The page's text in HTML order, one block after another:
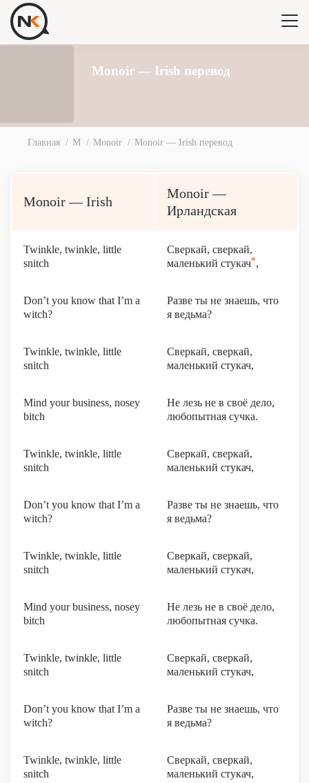
Monoir — Irish перевод
Главная M Monoir Monoir — Irish перевод
Monoir — Irish
Monoir —
Ирландская
Twinkle, twinkle, little
snitch
Сверкай, сверкай,
маленький стукач*,
Don’t you know that I’m a
witch?
Разве ты не знаешь, что
я ведьма?
Twinkle, twinkle, little
snitch
Сверкай, сверкай,
маленький стукач,
Mind your business, nosey
bitch
Не лезь не в своё дело,
любопытная сучка.
Twinkle, twinkle, little
snitch
Сверкай, сверкай,
маленький стукач,
Don’t you know that I’m a
witch?
Разве ты не знаешь, что
я ведьма?
Twinkle, twinkle, little
snitch
Сверкай, сверкай,
маленький стукач,
Mind your business, nosey
bitch
Не лезь не в своё дело,
любопытная сучка.
Twinkle, twinkle, little
snitch
Сверкай, сверкай,
маленький стукач,
Don’t you know that I’m a
witch?
Разве ты не знаешь, что
я ведьма?
Twinkle, twinkle, little
snitch
Сверкай, сверкай,
маленький стукач,